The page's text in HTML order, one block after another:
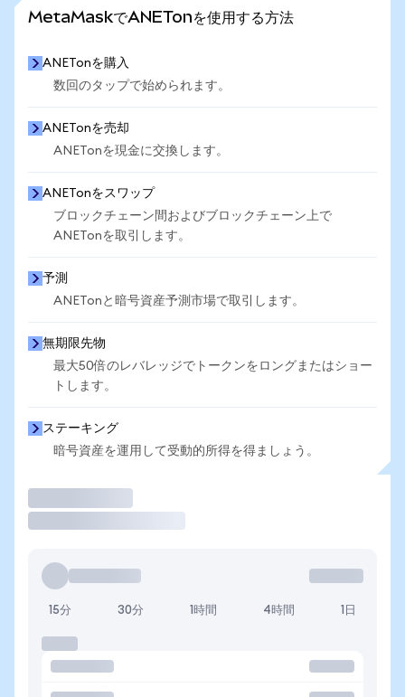
MetaMaskでANETonを使用する方法
ANETonを購入
数回のタップで始められます。
ANETonを売却
ANETonを現金に交換します。
ANETonをスワップ
ブロックチェーン間およびブロックチェーン上で
ANETonを取引します。
予測
ANETonと暗号資産予測市場で取引します。
無期限先物
最大50倍のレバレッジでトークンをロングまたはショー
トします。
ステーキング
暗号資産を運用して受動的所得を得ましょう。
15分 30分 1時間 4時間 1日